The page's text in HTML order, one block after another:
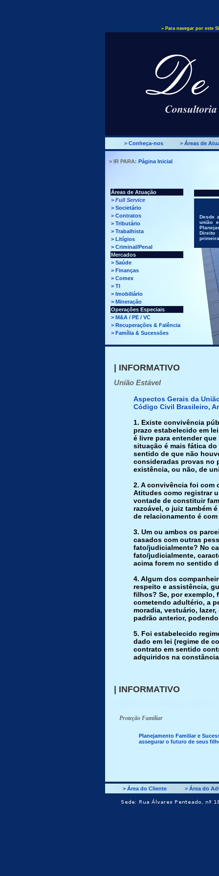
» Para navegar por este
> Conheça-nos > Áreas de
> IR PARA: Página Inicial
Áreas de Atuação
>Full Service
> Societário
> Contratos
> Tributário
> Trabalhista
> Litígios
> Criminal/Penal
Mercados
> Saúde
> Finanças
> Comex
> TI
> Imobiliário
> Mineração
Operações Especiais
> M&A / PE / VC
> Recuperações & Falência
>Família & Sucessões
Desde
união
| INFORMATIVO
União Estável
Aspectos Gerais da
Código Civil Brasileiro,
1. Existe convivência
prazo estabelecido em
é livre para entender
situação é mais fática
sentido de que não
consideradas provas no
existência, ou não, de
2. A convivência foi
Atitudes como registrar
vontade de constituir
razoável, o juiz também
de relacionamento é
3. Um ou ambos os
casados com outras
fato/judicialmente? No
fato/judicialmente,
acima forem no sentido
4. Algum dos
respeito e assistência,
filhos? Se, por exemplo,
cometendo adultério, a
moradia, vestuário,
padrão anterior,
5. Foi estabelecido
dado em lei (regime de
contrato em sentido
adquiridos na
| INFORMATIVO
Proteção Familiar
Planejamento Familiar e
assegurar o futuro de seus
> Área do Cliente > Área do